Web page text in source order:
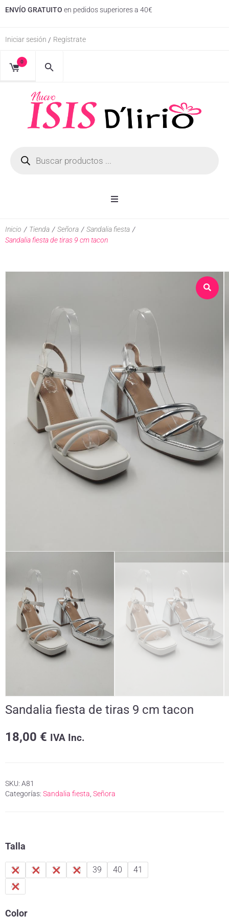
ENVÍO GRATUITO en pedidos superiores a 40€
Iniciar sesión / Regístrate
0
Inicio
Contacto
Inicio / Tienda / Señora / Sandalia fiesta /
Sandalia fiesta de tiras 9 cm tacon
Sandalia fiesta de tiras 9 cm tacon
18,00 € IVA Inc.
SKU: A81
Categorías: Sandalia fiesta, Señora
Talla
35 36 37 38 39 40
41
42
Color